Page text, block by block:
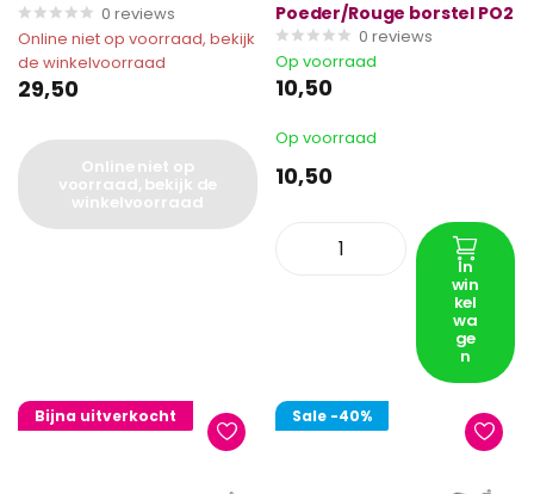
0 reviews
Online niet op voorraad, bekijk
de winkelvoorraad
29,50
Online niet op
voorraad, bekijk de
winkelvoorraad
Poeder/Rouge borstel PO2
0 reviews
Op voorraad
10,50
Op voorraad
10,50
In
win
kel
wa
ge
n
Bijna uitverkocht Sale -40%